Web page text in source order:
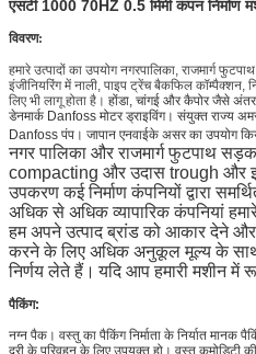
एसटी 1000 70HZ 0.5 मिमी कंपन निर्माण
विवरण:
हमारे उत्पादों का उपयोग नगरपालिका, राजमार्ग
इंजीनियरिंग में नाली, पाइप ट्रेंच बैकफिल कॉम्पैक्शन,
लिए भी लागू होता है। होंडा, चांगई और कैपोर जैसे
डेनमार्क Danfoss मोटर ड्राइविंग। संयुक्त राज्य
Danfoss पंप। जापान एनवाईके असर का उपयोग
नगर पालिका और राजमार्ग फुटपाथ
compacting और उदास trough और
उपकरण कई निर्माण कंपनियों द्वारा
अधिक से अधिक व्यापारिक कंपनियां
हम अपने उत्पाद ब्रांड को आकार देने और
करने के लिए अधिक अनुकूल मूल्य के साथ
निर्णय लेते हैं। यदि आप हमारी मशीन में
पैकिंग:
नग्न पैक। वस्तु का पैकिंग निर्माता के निर्यात मानक
दूरी के परिवहन के लिए उपयुक्त हो। वस्तु